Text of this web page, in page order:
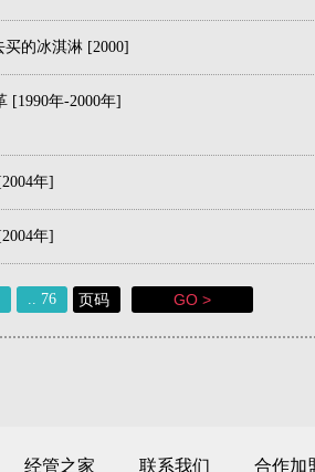
买的冰淇淋 [2000]
[1990年-2000年]
年]
年]
.. 76
经管之家 联系我们 合作加